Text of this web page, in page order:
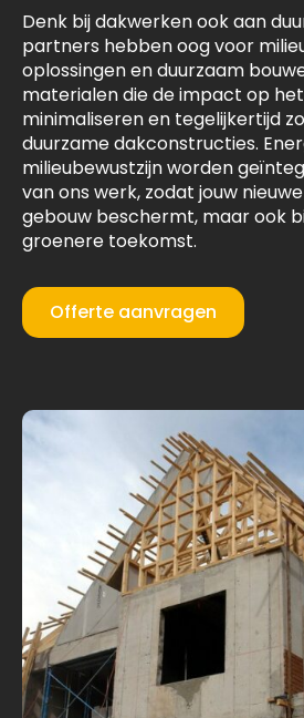
Denk bij dakwerken ook aan
partners hebben oog voor
oplossingen en duurzaam
materialen die de impact op
minimaliseren en tegelijkertijd
duurzame dakconstructies.
milieubewustzijn worden
van ons werk, zodat jouw
gebouw beschermt, maar ook
groenere toekomst.
Offerte aanvragen